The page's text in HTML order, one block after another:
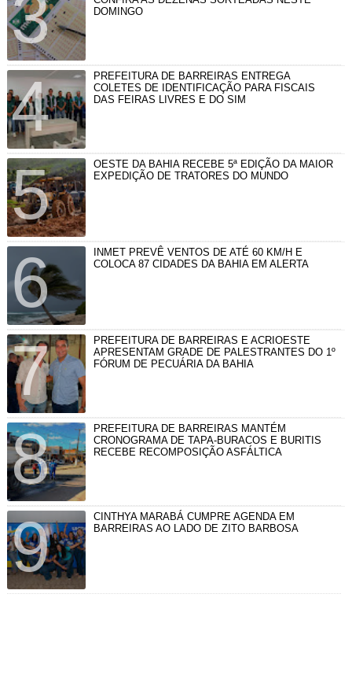
DOMINGO
PREFEITURA DE BARREIRAS ENTREGA
COLETES DE IDENTIFICAÇÃO PARA FISCAIS
DAS FEIRAS LIVRES E DO SIM
OESTE DA BAHIA RECEBE 5ª EDIÇÃO DA MAIOR
EXPEDIÇÃO DE TRATORES DO MUNDO
INMET PREVÊ VENTOS DE ATÉ 60 KM/H E
COLOCA 87 CIDADES DA BAHIA EM ALERTA
PREFEITURA DE BARREIRAS E ACRIOESTE
APRESENTAM GRADE DE PALESTRANTES DO 1º
FÓRUM DE PECUÁRIA DA BAHIA
PREFEITURA DE BARREIRAS MANTÉM
CRONOGRAMA DE TAPA-BURACOS E BURITIS
RECEBE RECOMPOSIÇÃO ASFÁLTICA
CINTHYA MARABÁ CUMPRE AGENDA EM
BARREIRAS AO LADO DE ZITO BARBOSA